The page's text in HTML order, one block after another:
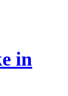
in